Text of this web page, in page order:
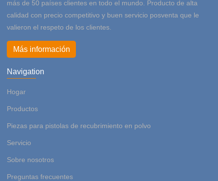
más de 50 países clientes en todo el mundo. Producto de alta
calidad con precio competitivo y buen servicio posventa que le
valieron el respeto de los clientes.
Más información
Navigation
Hogar
Productos
Piezas para pistolas de recubrimiento en polvo
Servicio
Sobre nosotros
Preguntas frecuentes